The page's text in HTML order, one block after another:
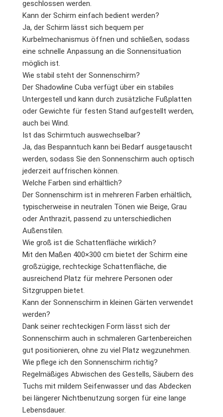
geschlossen werden.
Kann der Schirm einfach bedient werden?
Ja, der Schirm lässt sich bequem per
Kurbelmechanismus öffnen und schließen, sodass
eine schnelle Anpassung an die Sonnensituation
möglich ist.
Wie stabil steht der Sonnenschirm?
Der Shadowline Cuba verfügt über ein stabiles
Untergestell und kann durch zusätzliche Fußplatten
oder Gewichte für festen Stand aufgestellt werden,
auch bei Wind.
Ist das Schirmtuch auswechselbar?
Ja, das Bespanntuch kann bei Bedarf ausgetauscht
werden, sodass Sie den Sonnenschirm auch optisch
jederzeit auffrischen können.
Welche Farben sind erhältlich?
Der Sonnenschirm ist in mehreren Farben erhältlich,
typischerweise in neutralen Tönen wie Beige, Grau
oder Anthrazit, passend zu unterschiedlichen
Außenstilen.
Wie groß ist die Schattenfläche wirklich?
Mit den Maßen 400×300 cm bietet der Schirm eine
großzügige, rechteckige Schattenfläche, die
ausreichend Platz für mehrere Personen oder
Sitzgruppen bietet.
Kann der Sonnenschirm in kleinen Gärten verwendet
werden?
Dank seiner rechteckigen Form lässt sich der
Sonnenschirm auch in schmaleren Gartenbereichen
gut positionieren, ohne zu viel Platz wegzunehmen.
Wie pflege ich den Sonnenschirm richtig?
Regelmäßiges Abwischen des Gestells, Säubern des
Tuchs mit mildem Seifenwasser und das Abdecken
bei längerer Nichtbenutzung sorgen für eine lange
Lebensdauer.